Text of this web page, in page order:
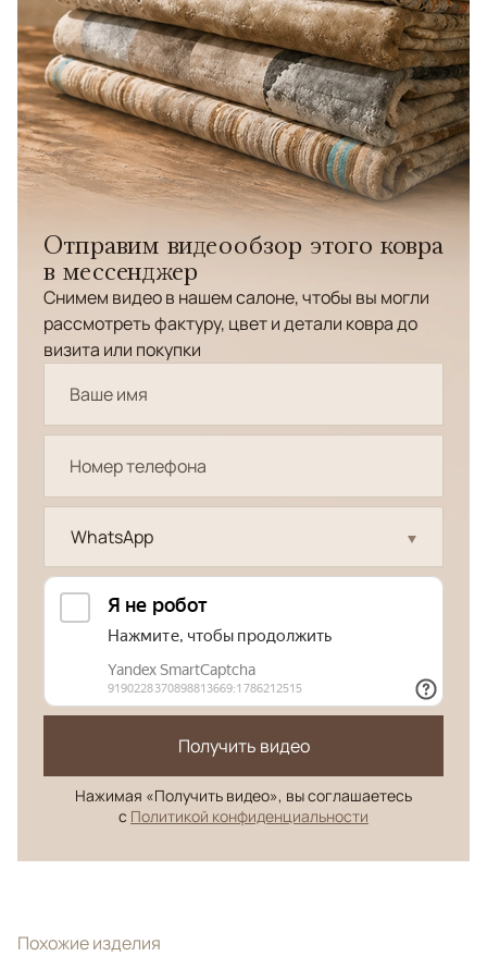
Отправим видеообзор этого ковра
в мессенджер
Снимем видео в нашем салоне, чтобы вы могли
рассмотреть фактуру, цвет и детали ковра до
визита или покупки
WhatsApp
Получить видео
Нажимая «Получить видео», вы соглашаетесь
с Политикой конфиденциальности
Похожие изделия